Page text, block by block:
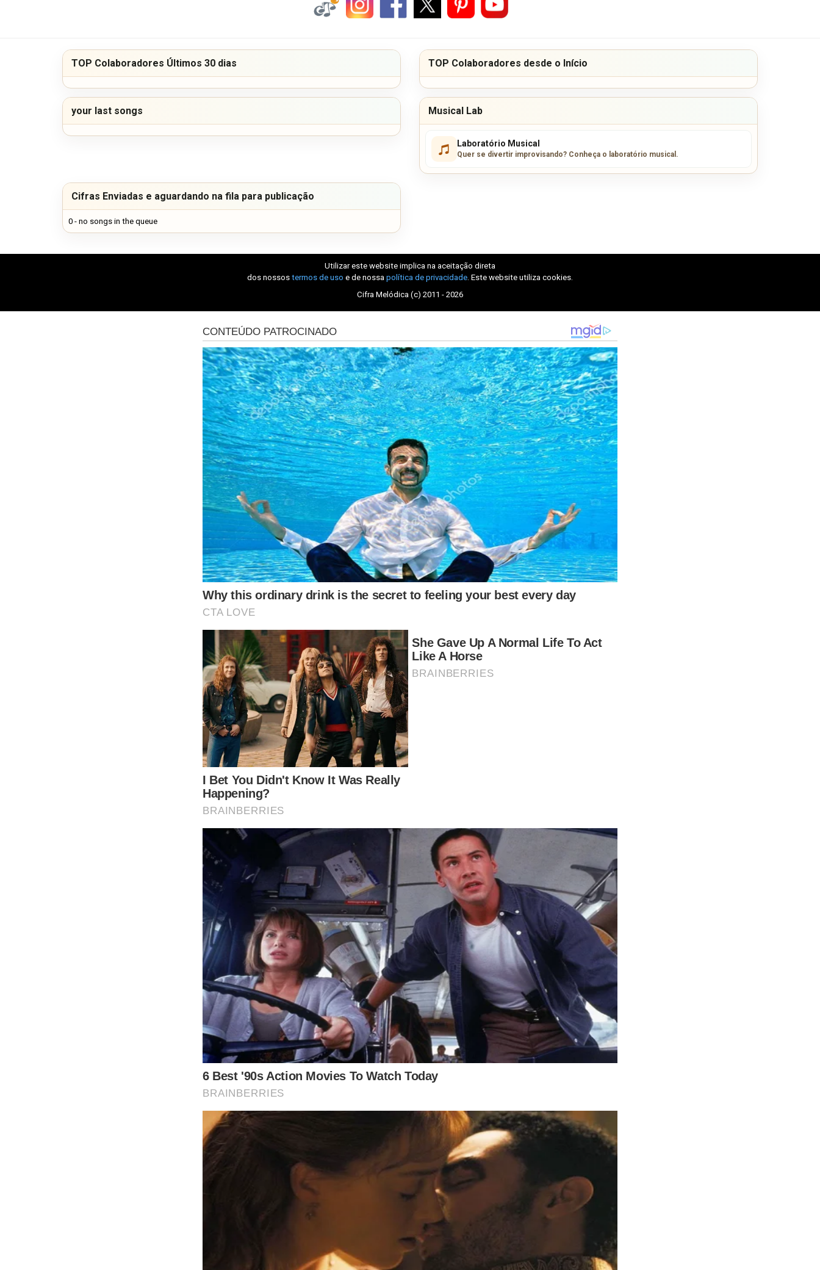
TOP Colaboradores Últimos 30 dias TOP Colaboradores desde o Início
your last songs Musical Lab
Laboratório Musical
Quer se divertir improvisando? Conheça o laboratório musical.
Cifras Enviadas e aguardando na fila para publicação
0 - no songs in the queue
Utilizar este website implica na aceitação direta
dos nossos termos de uso e de nossa política de privacidade. Este website utiliza cookies.
Cifra Melódica (c) 2011 - 2026